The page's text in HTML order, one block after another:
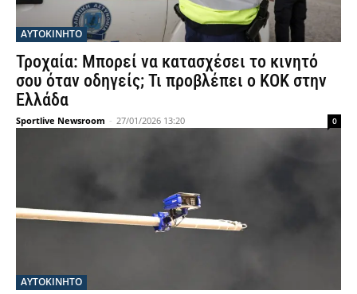
ΑΥΤΟΚΙΝΗΤΟ
Τροχαία: Μπορεί να κατασχέσει το κινητό
σου όταν οδηγείς; Τι προβλέπει ο ΚΟΚ στην
Ελλάδα
Sportlive Newsroom - 27/01/2026 13:20 0
ΑΥΤΟΚΙΝΗΤΟ